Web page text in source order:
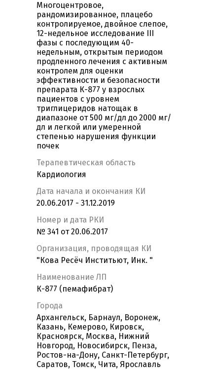
Многоцентровое,
рандомизированное, плацебо
контролируемое, двойное слепое,
12-недельное исследование III
фазы с последующим 40-
недельным, открытым периодом
продленного лечения c активным
контролем для оценки
эффективности и безопасности
препарата К-877 у взрослых
пациентов с уровнем
триглицеридов натощак в
диапазоне от 500 мг/дл до 2000 мг/
дл и легкой или умеренной
степенью нарушения функции
почек
Терапевтическая область
Кардиология
Дата начала и окончания КИ
20.06.2017 - 31.12.2019
Номер и дата РКИ
№ 341 от 20.06.2017
Организация, проводящая КИ
"Кова Ресёч Инститьют, Инк. "
Наименование ЛП
К-877 (пемафибрат)
Города
Архангельск, Барнаул, Воронеж,
Казань, Кемерово, Кировск,
Красноярск, Москва, Нижний
Новгород, Новосибирск, Пенза,
Ростов-на-Дону, Санкт-Петербург,
Саратов, Томск, Чита, Ярославль